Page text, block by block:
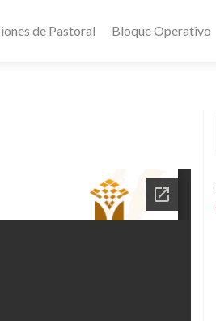
de Pastoral Bloque Operativo